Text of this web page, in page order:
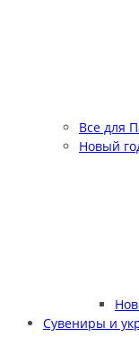
Все для
Новый
Сувениры и